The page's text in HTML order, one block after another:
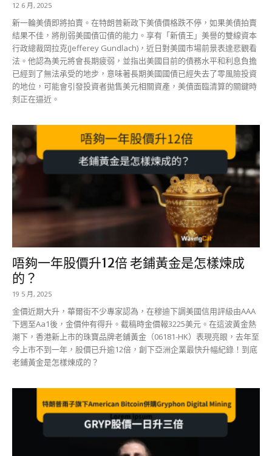
12 6 月, 2025
新一輪美債即將拍賣。在特朗普新政下美債價格跌不停，如果美債拍賣
結果不佳，將削弱美國債冚債的能力。享有「新債王」美譽的雙線資本
行政總裁岡拉克(Jefferey Gundlach)，近日對美國市場前景表達悲觀看
法。他認為美元將會長期疲弱，並指出美國目前的債務水平和利息負擔
已經到了無法承受的地步，意味著長期美國國債已經失去了零風險投資
的地位，可能會引發投資者拋售美元相關資產，美債面臨清算的關鍵時
刻正在逼近。
唔夠一年股價升12倍 老鋪黃金是怎樣煉成
的？
19 5 月, 2025
金價近期大升，華爾街不少專家認為，在穆迪下調美國信用評級由AAA
下週至Aa1後，金價仲有得升。截稿時金價報3225美元。在這波黃金熱
潮下，香港新上市的珠寶品牌老鋪黃金（06181-HK）表現亮眼，去年至
今上市不到一年，股價已升逾12倍，創下亞洲企業最快升幅紀錄！到底
老鋪黃金是怎樣煉成的？